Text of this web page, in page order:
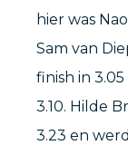
hier was
Sam van
finish in
3.10. Hilde
3.23 en